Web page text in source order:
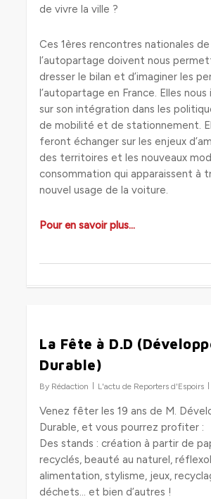
de vivre la ville ?
Ces 1ères rencontres nationales de
l’autopartage doivent nous
dresser le bilan et d’imaginer les
l’autopartage en France. Elles
sur son intégration dans les
de mobilité et de stationnement.
feront échanger sur les enjeux
des territoires et les nouveaux
consommation qui apparaissent à
nouvel usage de la voiture.
Pour en savoir plus…
La Fête à D.D
Durable)
By Rédaction L'actu de Reporters d'Espoirs
Venez fêter les 19 ans de M.
Durable, et vous pourrez profiter :
Des stands : création à partir de
recyclés, beauté au naturel,
alimentation, stylisme, jeux,
déchets… et bien d’autres !